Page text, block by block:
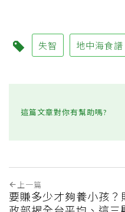
失智 地中海食譜
這篇文章對你有幫助嗎?
上一篇
要賺多少才夠養小孩？